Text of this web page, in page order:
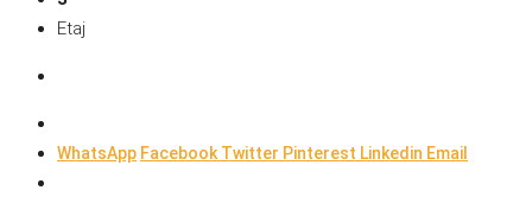
Etaj
WhatsApp FacebookTwitter Pinterest Linkedin Email